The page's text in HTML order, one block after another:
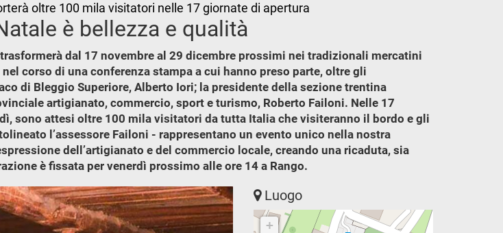
oltre 100 mila visitatori nelle 17 giornate di apertura
è bellezza e qualità
dal 17 novembre al 29 dicembre prossimi nei tradizionali mercatini
corso di una conferenza stampa a cui hanno preso parte, oltre gli
di Bleggio Superiore, Alberto Iori; la presidente della sezione trentina
artigianato, commercio, sport e turismo, Roberto Failoni. Nelle 17
sono attesi oltre 100 mila visitatori da tutta Italia che visiteranno il bordo e gli
l’assessore Failoni - rappresentano un evento unico nella nostra
dell’artigianato e del commercio locale, creando una ricaduta, sia
è fissata per venerdì prossimo alle ore 14 a Rango.
Luogo
+